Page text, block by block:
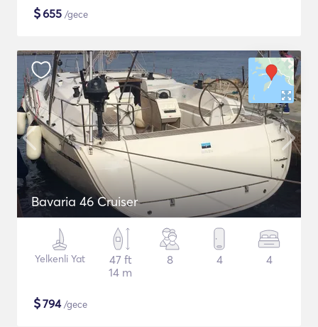
$655 /gece
Bavaria 46 Cruiser
Yelkenli Yat
47 ft
14 m
8 4 4
$794/gece